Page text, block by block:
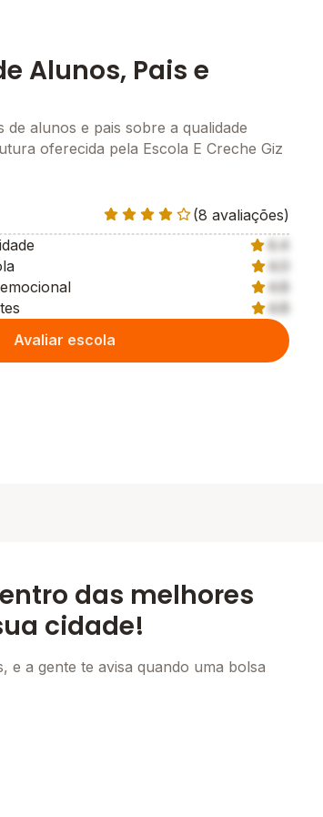
Alunos, Pais e
de alunos e pais sobre a qualidade
oferecida pela Escola E Creche Giz
(8 avaliações)
4.4
4.0
4.8
4.8
Avaliar escola
das melhores
cidade!
e a gente te avisa quando uma bolsa